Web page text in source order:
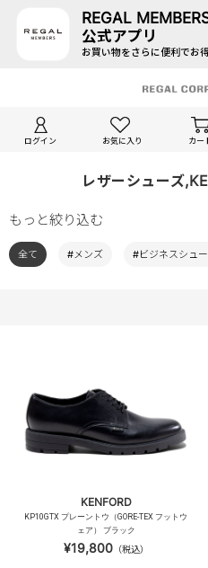
REGAL
公式アプリ
お買い物をさらに便利でお
ログイン お気に入り カー
レザーシューズ
もっと絞り込む
全て #メンズ #ビジネスシュ
KENFORD
KP10GTX プレーントウ（GORE-TEX フットウ
ェア） ブラック
¥19,800（税込）